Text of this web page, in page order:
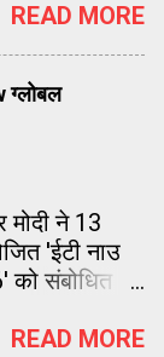
भर गया। यह
READ MORE
ग्लोबल
मोदी ने 13
'ईटी नाउ
को संबोधित
के रोडमैप
READ MORE